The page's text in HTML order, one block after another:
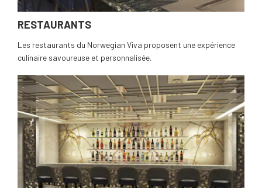
RESTAURANTS
Les restaurants du Norwegian Viva proposent une expérience
culinaire savoureuse et personnalisée.